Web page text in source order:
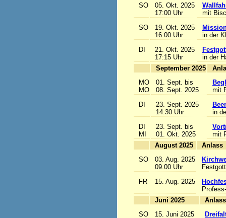
SO
05. Okt. 2025
17:00 Uhr
mit
SO
19. Okt. 2025
16:00 Uhr
in der
DI
21. Okt. 2025
17:15 Uhr
in der
September 2025
MO
MO
01. Sept. bis
08. Sept. 2025
mit
DI
23. Sept. 2025
14.30 Uhr
in
DI
MI
23. Sept. bis
01. Okt. 2025
mit
August 2025
SO
03. Aug. 2025
09.00 Uhr
FR
15. Aug. 2025
Juni 2025
SO
15. Juni 2025